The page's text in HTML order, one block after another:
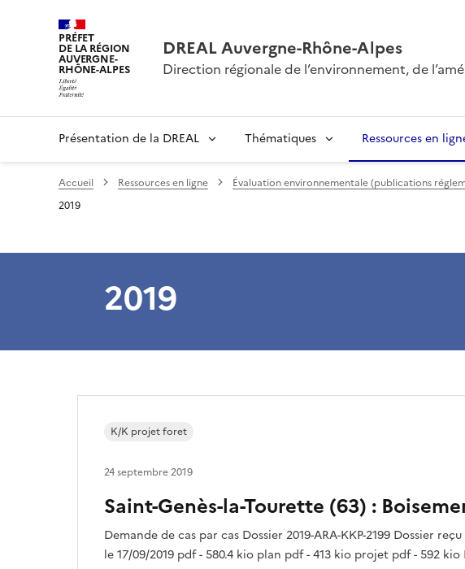
PRÉFET
DE LA RÉGION
AUVERGNE-
RHÔNE-ALPES
DREAL Auvergne-Rhône-Alpes
Direction régionale de l’environnement, de
Présentation de la DREAL Thématiques Ressources en
Accueil Ressources en ligne Évaluation environnementale (publications
2019
2019
Saint-Genès-la-Tourette (63) :
Demande de cas par cas Dossier 2019-ARA-KKP-2199 Dossier
le 17/09/2019 pdf - 580.4 kio plan pdf - 413 kio projet pdf - 592 kio
K/K projet foret
24 septembre 2019